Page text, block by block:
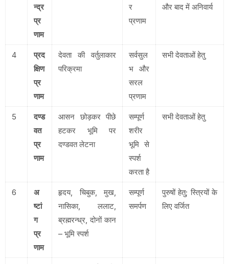
न्द्र
प्र
णाम
र
प्रणाम
और बाद में अनिवार्य
4
प्रद
क्षिण
प्र
णाम
देवता की वर्तुलाकार
परिक्रमा
सर्वसुल
भ और
सरल
प्रणाम
सभी देवताओं हेतु
5
दण्ड
वत
प्र
णाम
आसन छोड़कर पीछे
हटकर भूमि पर
दण्डवत लेटना
सम्पूर्ण
शरीर
भूमि से
स्पर्श
करता है
सभी देवताओं हेतु
6
अ
ष्टां
ग
प्र
णाम
हृदय, चिबुक, मुख,
नासिका, ललाट,
ब्रह्मरन्ध्र, दोनों कान
– भूमि स्पर्श
सम्पूर्ण
समर्पण
पुरुषों हेतु; स्त्रियों के
लिए वर्जित